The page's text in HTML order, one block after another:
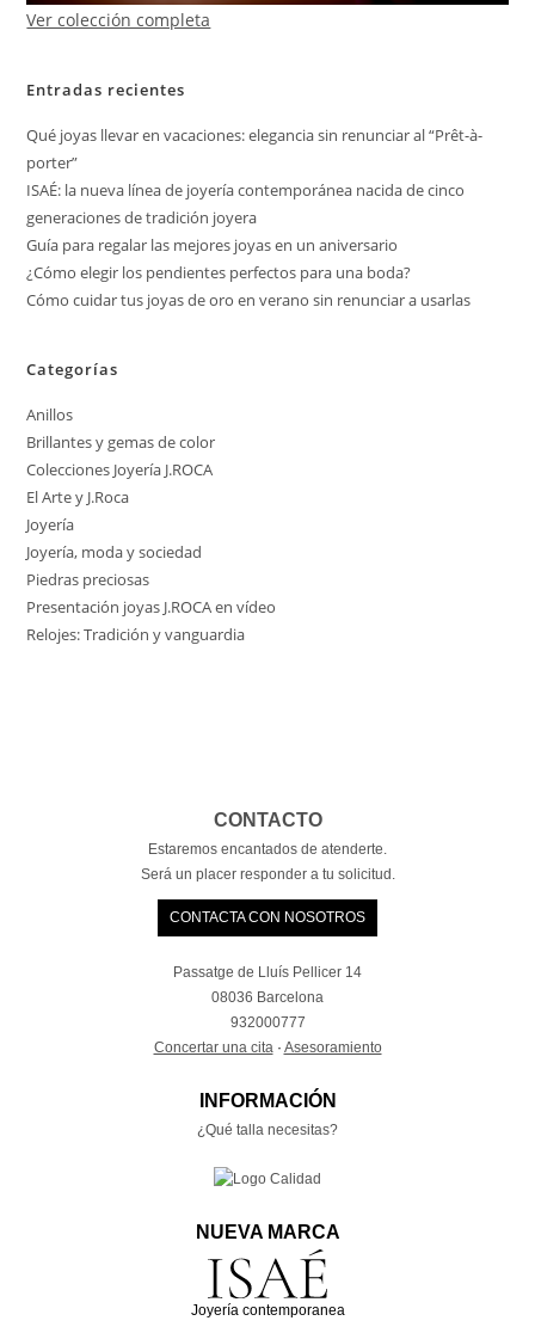
Ver colección completa
Entradas recientes
Qué joyas llevar en vacaciones: elegancia sin renunciar al “Prêt-à-
porter”
ISAÉ: la nueva línea de joyería contemporánea nacida de cinco
generaciones de tradición joyera
Guía para regalar las mejores joyas en un aniversario
¿Cómo elegir los pendientes perfectos para una boda?
Cómo cuidar tus joyas de oro en verano sin renunciar a usarlas
Categorías
Anillos
Brillantes y gemas de color
Colecciones Joyería J.ROCA
El Arte y J.Roca
Joyería
Joyería, moda y sociedad
Piedras preciosas
Presentación joyas J.ROCA en vídeo
Relojes: Tradición y vanguardia
CONTACTO
Estaremos encantados de atenderte.
Será un placer responder a tu solicitud.
CONTACTA CON NOSOTROS
Passatge de Lluís Pellicer 14
08036 Barcelona
932000777
Concertar una cita· Asesoramiento
INFORMACIÓN
¿Qué talla necesitas?
NUEVA MARCA
Joyería contemporanea